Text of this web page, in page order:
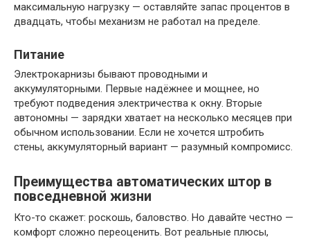
максимальную нагрузку — оставляйте запас процентов в
двадцать, чтобы механизм не работал на пределе.
Питание
Электрокарнизы бывают проводными и
аккумуляторными. Первые надёжнее и мощнее, но
требуют подведения электричества к окну. Вторые
автономны — зарядки хватает на несколько месяцев при
обычном использовании. Если не хочется штробить
стены, аккумуляторный вариант — разумный компромисс.
Преимущества автоматических штор в
повседневной жизни
Кто-то скажет: роскошь, баловство. Но давайте честно —
комфорт сложно переоценить. Вот реальные плюсы,